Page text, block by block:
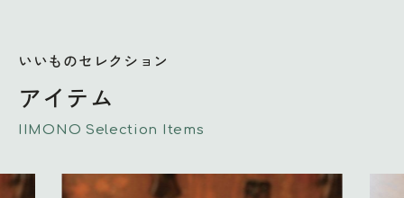
いいものセレクション
アイテム
IIMONO Selection Items